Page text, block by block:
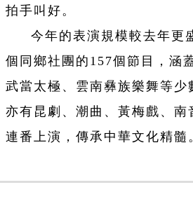
拍手叫好。
今年的表演規模較去年更
個同鄉社團的157個節目，涵
武當太極、雲南彝族樂舞等少
亦有昆劇、潮曲、黃梅戲、南
連番上演，傳承中華文化精髓